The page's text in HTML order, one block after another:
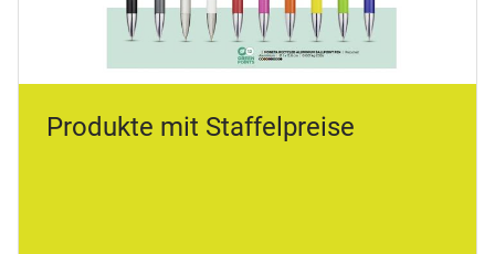
Produkte mit Staffelpreise